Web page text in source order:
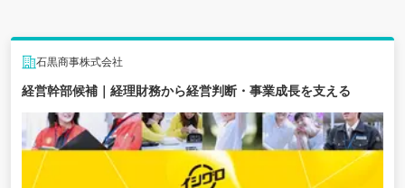
石黒商事株式会社
経営幹部候補｜経理財務から経営判断・事業成長を支える